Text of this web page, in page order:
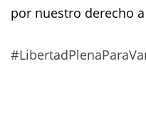
por nuestro derecho